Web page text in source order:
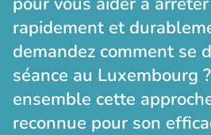
rapidement et
demandez comment se
séance au Luxembourg
ensemble cette
reconnue pour son